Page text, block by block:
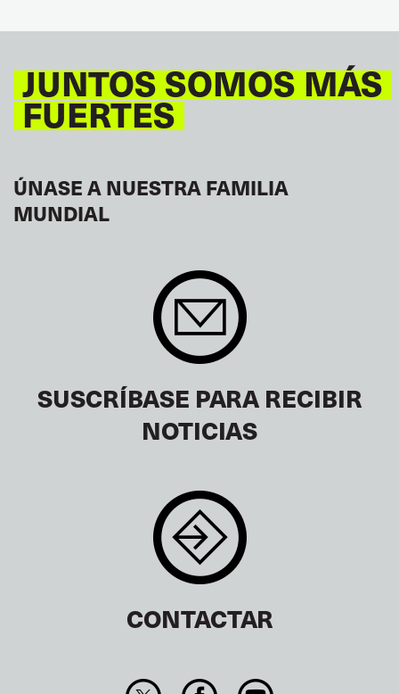
JUNTOS SOMOS MÁS
FUERTES
ÚNASE A NUESTRA FAMILIA
MUNDIAL
SUSCRÍBASE PARA RECIBIR
NOTICIAS
CONTACTAR